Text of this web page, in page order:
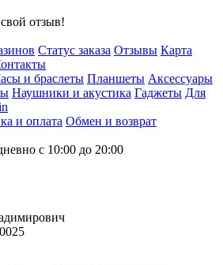
отзыв!
Статус заказа Отзывы Карта
и браслеты Планшеты Аксессуары
Наушники и акустика Гаджеты Для
и оплата Обмен и возврат
с 10:00 до 20:00